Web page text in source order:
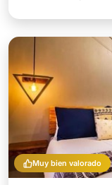
Muy bien valorado